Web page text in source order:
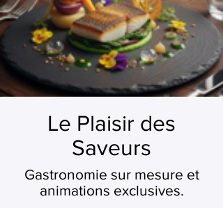
Le Plaisir des
Saveurs
Gastronomie sur mesure et
animations exclusives.